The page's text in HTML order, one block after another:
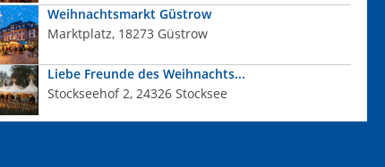
Weihnachtsmarkt Güstrow
Marktplatz, 18273 Güstrow
Liebe Freunde des Weihnachts...
Stockseehof 2, 24326 Stocksee